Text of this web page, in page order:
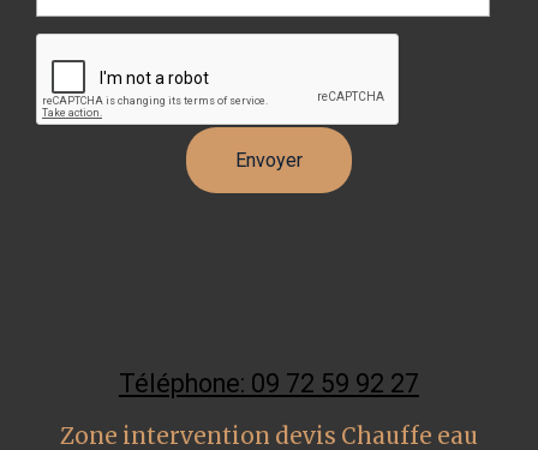
Téléphone: 09 72 59 92 27
Zone intervention devis Chauffe eau